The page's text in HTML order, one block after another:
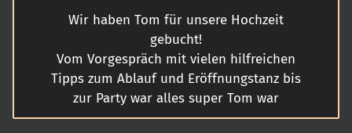
Wir haben Tom für unsere Hochzeit
gebucht!
Vom Vorgespräch mit vielen hilfreichen
Tipps zum Ablauf und Eröffnungstanz bis
zur Party war alles super Tom war
jederzeit erreichbar und ist wirklich ein